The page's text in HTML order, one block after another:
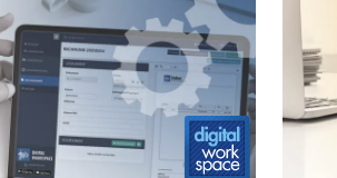
per Mittelklick den Eintrag in einem
neuen Tab öffnen.